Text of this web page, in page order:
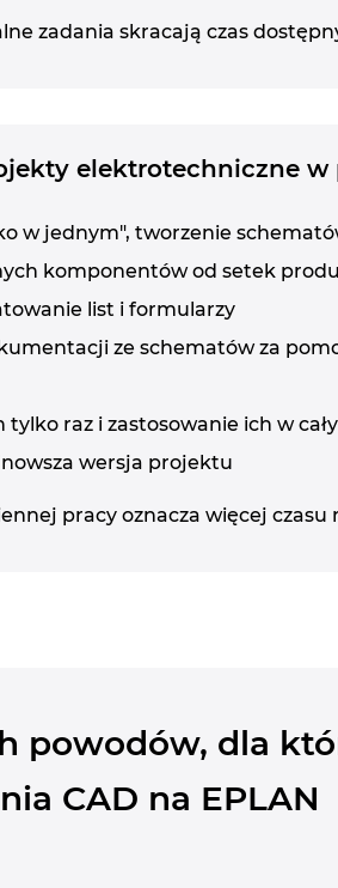
zadania skracają czas
elektrotechniczne w
w jednym", tworzenie
komponentów od setek
list i formularzy
ze schematów za
raz i zastosowanie ich w
wersja projektu
pracy oznacza więcej
powodów, dla
CAD na EPLAN